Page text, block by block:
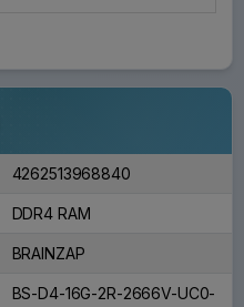
4262513968840
DDR4 RAM
BRAINZAP
BS-D4-16G-2R-2666V-UC0-